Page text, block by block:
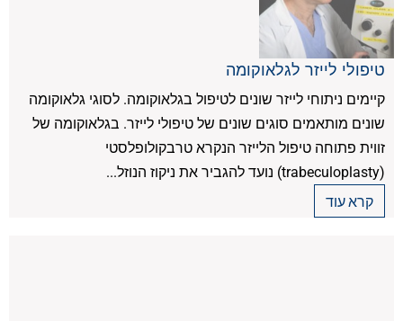
טיפולי לייזר לגלאוקומה
קיימים ניתוחי לייזר שונים לטיפול בגלאוקומה. לסוגי גלאוקומה
שונים מותאמים סוגים שונים של טיפולי לייזר. בגלאוקומה של
זווית פתוחה טיפול הלייזר הנקרא טרבקולופלסטי
(trabeculoplasty) נועד להגביר את ניקוז הנוזל...
קרא עוד